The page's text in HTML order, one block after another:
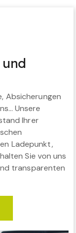
Absicherungen
Unsere
Ihrer
Ladepunkt,
Sie von uns
transparenten